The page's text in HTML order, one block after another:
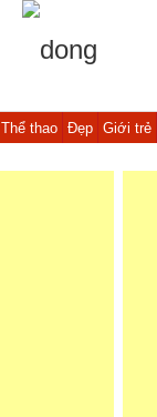
Thể thao Đẹp Giới trẻ